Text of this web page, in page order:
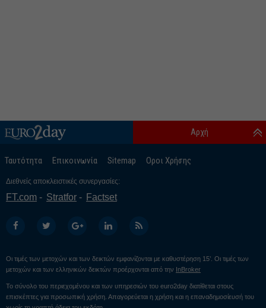
Ταυτότητα Επικοινωνία Sitemap Οροι Χρήσης
Αρχή
Διεθνείς αποκλειστικές συνεργασίες:
FT.com Stratfor Factset
Οι τιμές των μετοχών και των δεικτών εμφανίζονται με καθυστέρηση 15’. Οι τιμές των
μετοχών και των ελληνικών δεικτών προέρχονται από την InBroker
Το σύνολο του περιεχομένου και των υπηρεσιών του euro2day διατίθεται στους
επισκέπτες για προσωπική χρήση. Απαγορεύεται η χρήση και η επαναδημοσίευσή του